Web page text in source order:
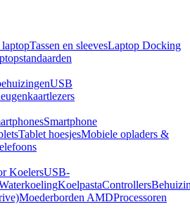
laptopTassen en sleevesLaptop Docking
USB
Smartphone
Tablet hoesjesMobiele opladers &
KoelersUSB-
KoelpastaControllers
Moederborden AMDProcessoren